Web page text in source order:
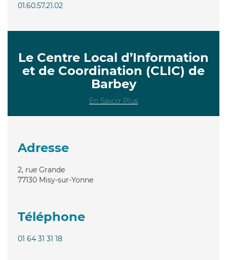
01.60.57.21.02
Le Centre Local d’Information
et de Coordination (CLIC) de
Barbey
En Savoir Plus
Adresse
2, rue Grande
77130 Misy-sur-Yonne
Téléphone
01 64 31 31 18